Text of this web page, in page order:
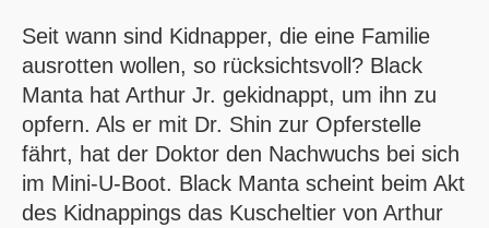
Seit wann sind Kidnapper, die eine Familie
ausrotten wollen, so rücksichtsvoll? Black
Manta hat Arthur Jr. gekidnappt, um ihn zu
opfern. Als er mit Dr. Shin zur Opferstelle
fährt, hat der Doktor den Nachwuchs bei sich
im Mini-U-Boot. Black Manta scheint beim Akt
des Kidnappings das Kuscheltier von Arthur